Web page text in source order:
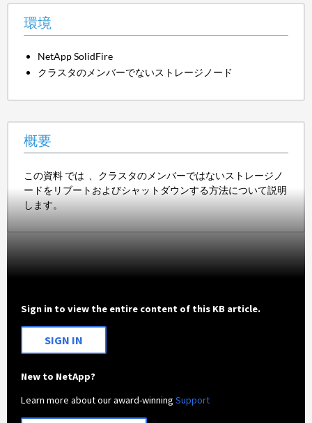
環境
NetApp SolidFire
クラスタのメンバーでないストレージノード
概要
この資料 では 、クラスタのメンバーではないストレージノ
ードをリブートおよびシャットダウンする方法について説明
します。
Sign in to view the entire content of this KB article.
SIGN IN
New to NetApp?
Learn more about our award-winningSupport